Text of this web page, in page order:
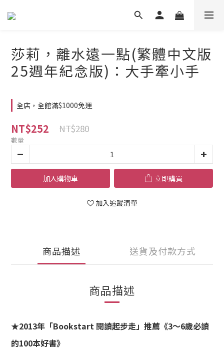
莎莉，離水遠一點(繁體中文版
25週年紀念版)：大手牽小手
全店，全館滿$1000免運
NT$252 NT$280
數量
加入購物車 立即購買
加入追蹤清單
商品描述 送貨及付款方式
商品描述
★2013年「Bookstart 閱讀起步走」推薦《3～6歲必讀
的100本好書》